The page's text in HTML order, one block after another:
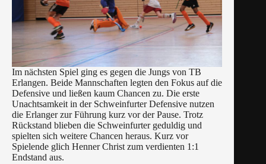
Im nächsten Spiel ging es gegen die Jungs von TB
Erlangen. Beide Mannschaften legten den Fokus auf die
Defensive und ließen kaum Chancen zu. Die erste
Unachtsamkeit in der Schweinfurter Defensive nutzen
die Erlanger zur Führung kurz vor der Pause. Trotz
Rückstand blieben die Schweinfurter geduldig und
spielten sich weitere Chancen heraus. Kurz vor
Spielende glich Henner Christ zum verdienten 1:1
Endstand aus.